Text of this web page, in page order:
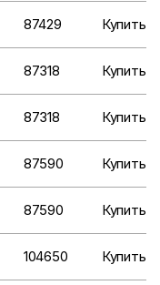
87429 Купить
87318 Купить
87318 Купить
87590 Купить
87590 Купить
104650 Купить